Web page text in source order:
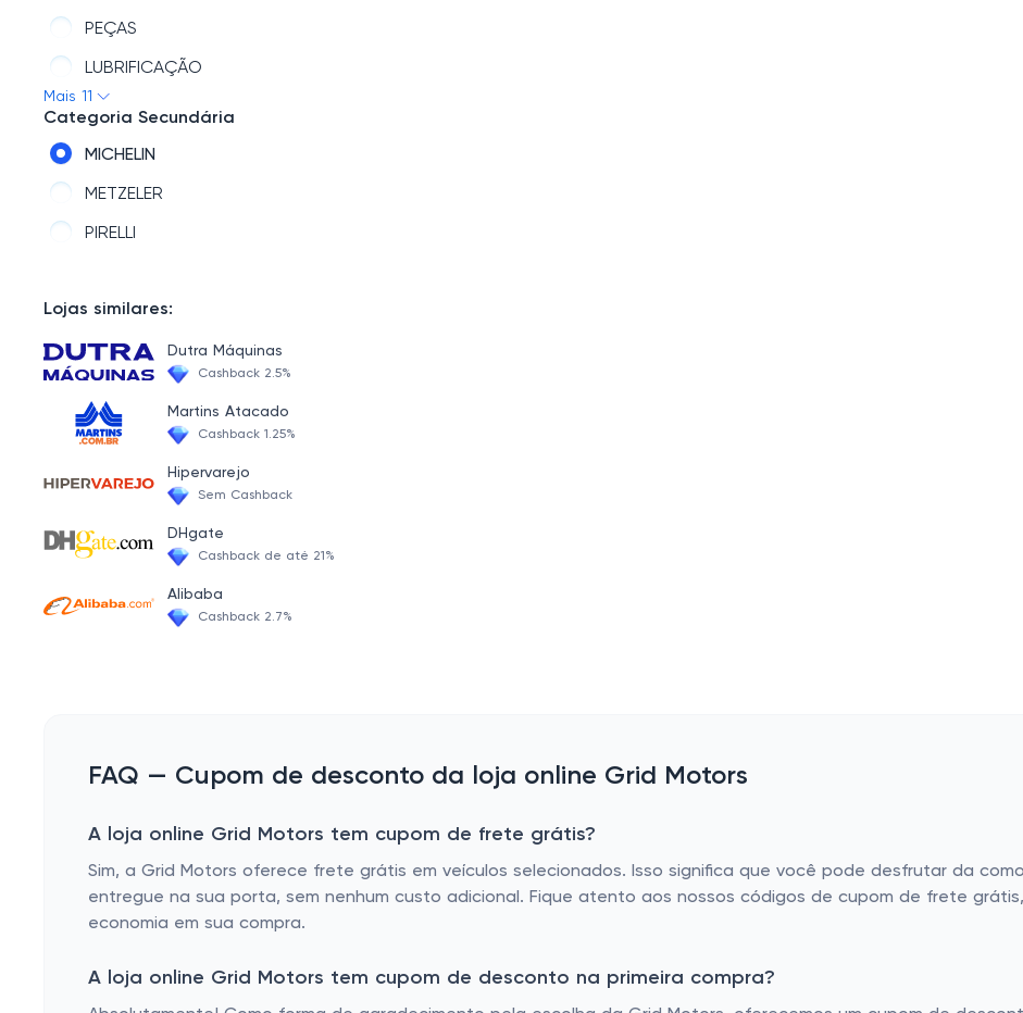
PEÇAS
LUBRIFICAÇÃO
CAPACETES
BIKE
JAQUETAS
VESTUÁRIOS
Mais 11
Categoria Secundária
MICHELIN
METZELER
PIRELLI
Lojas similares:
Dutra Máquinas
Cashback 2.5%
Martins Atacado
Cashback 1.25%
Hipervarejo
Sem Cashback
DHgate
Cashback de até 21%
Alibaba
Cashback 2.7%
FAQ — Cupom de desconto da loja online Grid Motors
A loja online Grid Motors tem cupom de frete grátis?
Sim, a Grid Motors oferece frete grátis em veículos selecionados. Isso significa que você pode desfrutar da
entregue na sua porta, sem nenhum custo adicional. Fique atento aos nossos códigos de cupom de frete
economia em sua compra.
A loja online Grid Motors tem cupom de desconto na primeira compra?